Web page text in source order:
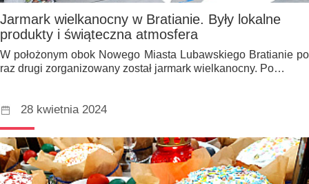
Jarmark wielkanocny w Bratianie. Były lokalne
produkty i świąteczna atmosfera
W położonym obok Nowego Miasta Lubawskiego Bratianie po
raz drugi zorganizowany został jarmark wielkanocny. Po…
28 kwietnia 2024